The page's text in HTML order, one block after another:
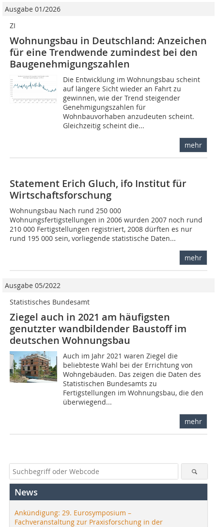
Ausgabe 01/2026
ZI
Wohnungsbau in Deutschland: Anzeichen
für eine Trendwende zumindest bei den
Baugenehmigungszahlen
Die Entwicklung im Wohnungsbau scheint
auf längere Sicht wieder an Fahrt zu
gewinnen, wie der Trend steigender
Genehmigungszahlen für
Wohnbauvorhaben anzudeuten scheint.
Gleichzeitig scheint die...
mehr
Statement Erich Gluch, ifo Institut für
Wirtschaftsforschung
Wohnungsbau Nach rund 250 000
Wohnungsfertigstellungen in 2006 wurden 2007 noch rund
210 000 Fertigstellungen registriert, 2008 dürften es nur
rund 195 000 sein, vorliegende statistische Daten...
mehr
Ausgabe 05/2022
Statistisches Bundesamt
Ziegel auch in 2021 am häufigsten
genutzter wandbildender Baustoff im
deutschen Wohnungsbau
Auch im Jahr 2021 waren Ziegel die
beliebteste Wahl bei der Errichtung von
Wohngebäuden. Das zeigen die Daten des
Statistischen Bundesamts zu
Fertigstellungen im Wohnungsbau, die den
überwiegend...
mehr
News
Ankündigung: 29. Eurosymposium –
Fachveranstaltung zur Praxisforschung in der